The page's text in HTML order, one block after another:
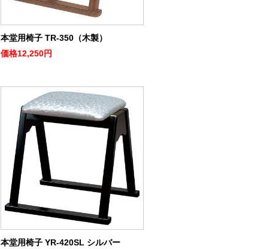
本堂用椅子 TR-350（木製）
価格12,250円
本堂用椅子 YR-420SL シルバー